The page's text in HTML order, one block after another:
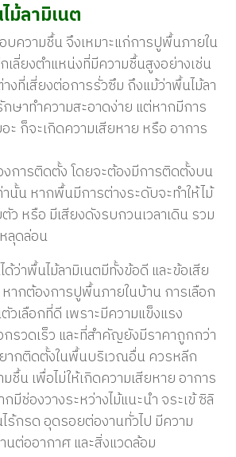
ม้ลามิเนต
บความชื้น จึงเหมาะแก่การปูพื้นภายใน
เลี่ยงตำแหน่งที่มีความชื้นสูงอย่างเช่น
งที่เสี่ยงต่อการรั่วซึม ถึงแม้ว่าพื้นไม้ลา
ษาทำความสะอาดง่าย แต่หากมีการ
ะ ก็จะเกิดความเสียหาย หรือ อาการ
งการติดตั้ง โดยจะต้องมีการติดตั้งบน
นั้น หากพื้นมีการต่างระดับจะทำให้ไม้
ว หรือ มีเสียงดังรบกวนเวลาเดิน รวม
ลุดล่อน
ด้ว่าพื้นไม้ลามิเนตมีทั้งข้อดี และข้อเสีย
ากต้องการปูพื้นภายในบ้าน การเลือก
วเลือกที่ดี เพราะมีความแข็งแรง
รวดเร็ว และที่สำคัญยังมีราคาถูกกว่า
ากติดตั้งในพื้นบริเวณอื่น ควรหลีก
ชื้น เพื่อไม่ให้เกิดความเสียหาย อาการ
มีช่องวางระหว่างไม้แนะนำ จระเข้ ซิลิ
ร้กรด อุดรอยต่องานทั่วไป มีความ
ต่ออากาศ และสิ่งแวดล้อม